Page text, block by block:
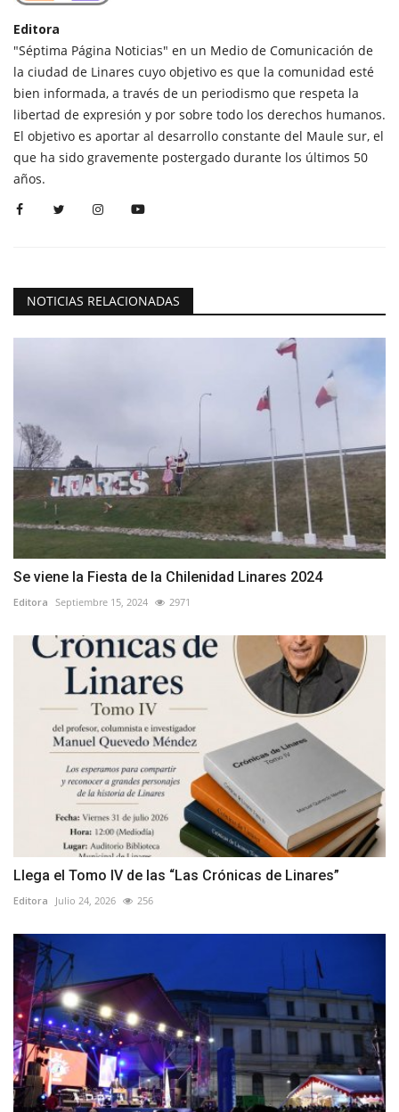
Editora
"Séptima Página Noticias" en un Medio de Comunicación de
la ciudad de Linares cuyo objetivo es que la comunidad esté
bien informada, a través de un periodismo que respeta la
libertad de expresión y por sobre todo los derechos humanos.
El objetivo es aportar al desarrollo constante del Maule sur, el
que ha sido gravemente postergado durante los últimos 50
años.
NOTICIAS RELACIONADAS
Se viene la Fiesta de la Chilenidad Linares 2024
Editora Septiembre 15, 2024 2971
Llega el Tomo IV de las “Las Crónicas de Linares”
Editora Julio 24, 2026 256